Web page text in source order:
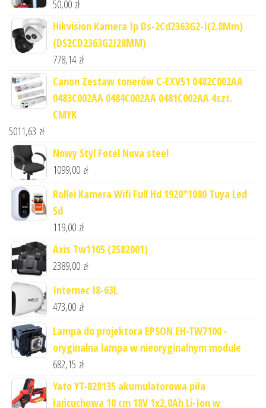
50,00 zł
Hikvision Kamera Ip Ds-2Cd2363G2-I(2.8Mm)
(DS2CD2363G2I28MM)
778,14 zł
Canon Zestaw tonerów C-EXV51 0482C002AA
0483C002AA 0484C002AA 0481C002AA 4szt.
CMYK
5011,63 zł
Nowy Styl Fotel Nova steel
1099,00 zł
Rollei Kamera Wifi Full Hd 1920*1080 Tuya Led
Sd
119,00 zł
Axis Tw1105 (2582001)
2389,00 zł
Internec I8-63L
473,00 zł
Lampa do projektora EPSON EH-TW7100 -
oryginalna lampa w nieoryginalnym module
682,15 zł
Yato YT-828135 akumulatorowa piła
łańcuchowa 10 cm 18V 1x2,0Ah Li-Ion w